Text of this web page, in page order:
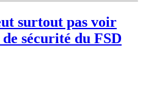
surtout pas voir
sécurité du FSD